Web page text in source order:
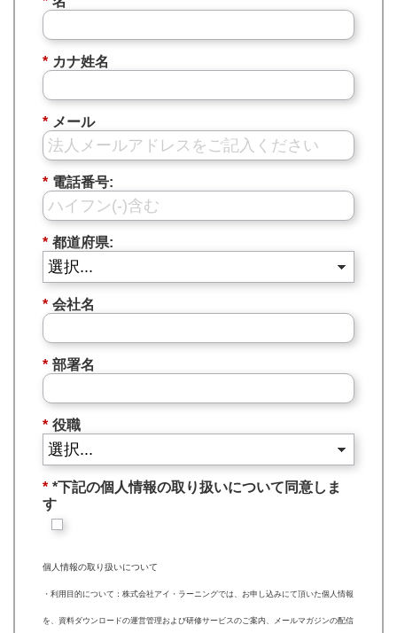
* カナ姓名
* メール
* 電話番号:
* 都道府県:
* 会社名
* 部署名
* 役職
* *下記の個人情報の取り扱いについて同意しま
す
個人情報の取り扱いについて
・利用目的について：株式会社アイ・ラーニングでは、お申し込みにて頂いた個人情報
を、資料ダウンロードの運営管理および研修サービスのご案内、メールマガジンの配信